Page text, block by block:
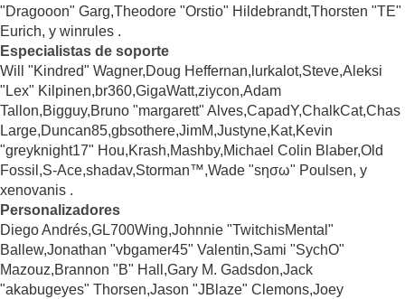
"Dragooon" Garg,Theodore "Orstio" Hildebrandt,Thorsten "TE"
Eurich, y winrules .
Especialistas de soporte
Will "Kindred" Wagner,Doug Heffernan,lurkalot,Steve,Aleksi
"Lex" Kilpinen,br360,GigaWatt,ziycon,Adam
Tallon,Bigguy,Bruno "margarett" Alves,CapadY,ChalkCat,Chas
Large,Duncan85,gbsothere,JimM,Justyne,Kat,Kevin
"greyknight17" Hou,Krash,Mashby,Michael Colin Blaber,Old
Fossil,S-Ace,shadav,Storman™,Wade "sησω" Poulsen, y
xenovanis .
Personalizadores
Diego Andrés,GL700Wing,Johnnie "TwitchisMental"
Ballew,Jonathan "vbgamer45" Valentin,Sami "SychO"
Mazouz,Brannon "B" Hall,Gary M. Gadsdon,Jack
"akabugeyes" Thorsen,Jason "JBlaze" Clemons,Joey